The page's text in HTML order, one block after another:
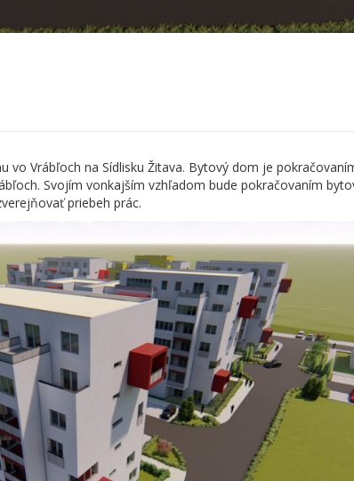
vo Vrábľoch na Sídlisku Žitava. Bytový dom je
Svojím vonkajším vzhľadom bude pokračovaním
priebeh prác.